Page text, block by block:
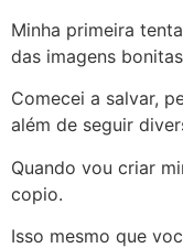
Minha primeira
das imagens
Comecei a salvar,
além de seguir
Quando vou criar
copio.
Isso mesmo que